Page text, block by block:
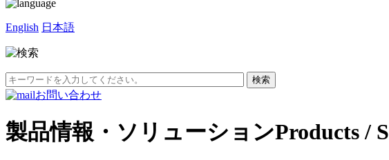
English 日本語
お問い合わせ
製品情報・ソリューションProducts /